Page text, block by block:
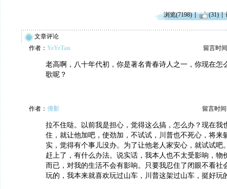
浏览(7198) (31)
文章评论
作者： YeYeTan 留言时
老高啊，八十年代初，你是著名青春诗人之一，你现在怎
歌呢？
作者： 倩影 留言时间
拉不住哒。以前我是担心，觉得这么搞，怎么办？现在我
住，就让他加吧，使劲加，不试试，川普也不死心，将来
实，觉得有个事儿没办。为了让他老人家安心，就试试吧
赶上了，有什么办法。说实话，我本人也不太受影响，物
而已，对我的生活不会有影响。只要我忍住了闭眼不看社
玩的，我本来就喜欢玩过山车，川普这架过山车，挺好玩